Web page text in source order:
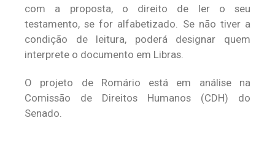
com a proposta, o direito de ler o seu
testamento, se for alfabetizado. Se não tiver a
condição de leitura, poderá designar quem
interprete o documento em Libras.
O projeto de Romário está em análise na
Comissão de Direitos Humanos (CDH) do
Senado.